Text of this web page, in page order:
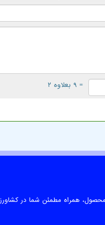
= ۹ بعلاوه ۲
همراه مطمئن شما در